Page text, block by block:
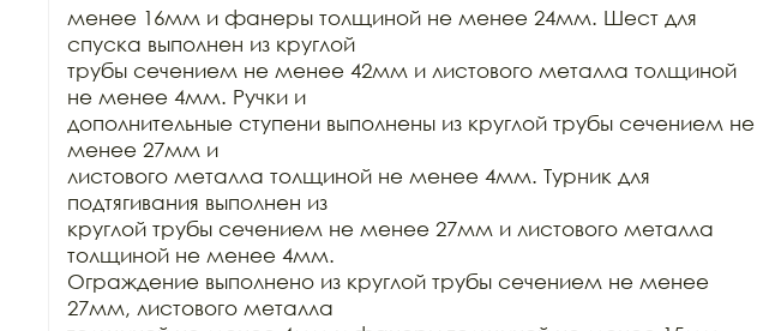
менее 16мм и фанеры толщиной не менее 24мм. Шест для
спуска выполнен из круглой
трубы сечением не менее 42мм и листового металла толщиной
не менее 4мм. Ручки и
дополнительные ступени выполнены из круглой трубы сечением не
менее 27мм и
листового металла толщиной не менее 4мм. Турник для
подтягивания выполнен из
круглой трубы сечением не менее 27мм и листового металла
толщиной не менее 4мм.
Ограждение выполнено из круглой трубы сечением не менее
27мм, листового металла